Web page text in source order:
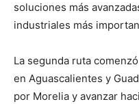
soluciones más
industriales más
La segunda ruta
en Aguascalientes y
por Morelia y avanzar